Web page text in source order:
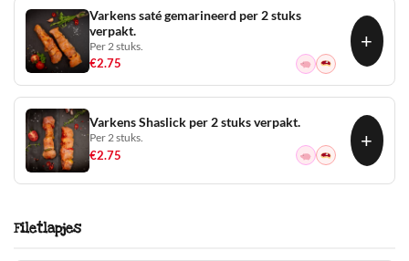
Varkens saté gemarineerd per 2 stuks
verpakt.
Per 2 stuks.
€2.75
+
Varkens Shaslick per 2 stuks verpakt.
Per 2 stuks.
€2.75
+
Filetlapjes